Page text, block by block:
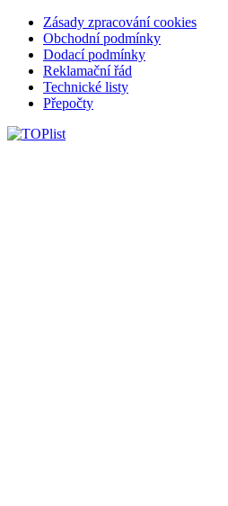
Zásady zpracování cookies
Obchodní podmínky
Dodací podmínky
Reklamační řád
Technické listy
Přepočty